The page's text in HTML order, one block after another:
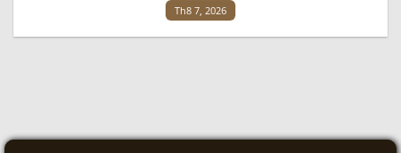
Th8 7, 2026